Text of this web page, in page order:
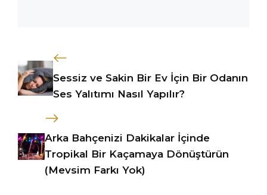
Sessiz ve Sakin Bir Ev İçin Bir Odanın
Ses Yalıtımı Nasıl Yapılır?
Arka Bahçenizi Dakikalar İçinde
Tropikal Bir Kaçamaya Dönüştürün
(Mevsim Farkı Yok)